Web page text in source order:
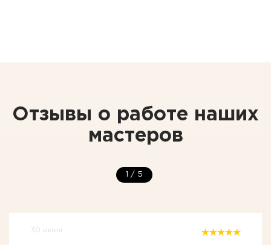
Отзывы о работе наших
мастеров
1 / 5
30 июня